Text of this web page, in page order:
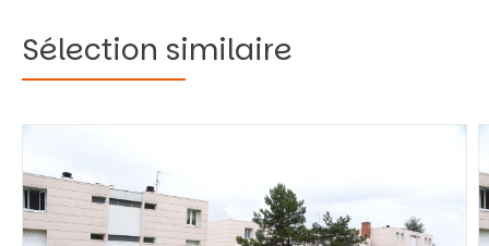
Sélection similaire